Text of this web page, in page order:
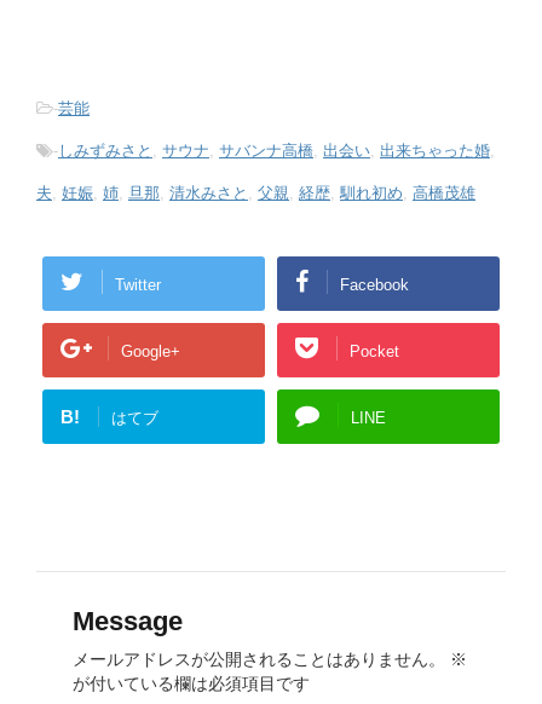
-芸能
-しみずみさと サウナ サバンナ高橋 出会い 出来ちゃった婚
夫 妊娠 姉 旦那 清水みさと 父親 経歴 馴れ初め 高橋茂雄
Twitter Facebook
Google+ Pocket
B! はてブ LINE
Message
メールアドレスが公開されることはありません。
※
が付いている欄は必須項目です